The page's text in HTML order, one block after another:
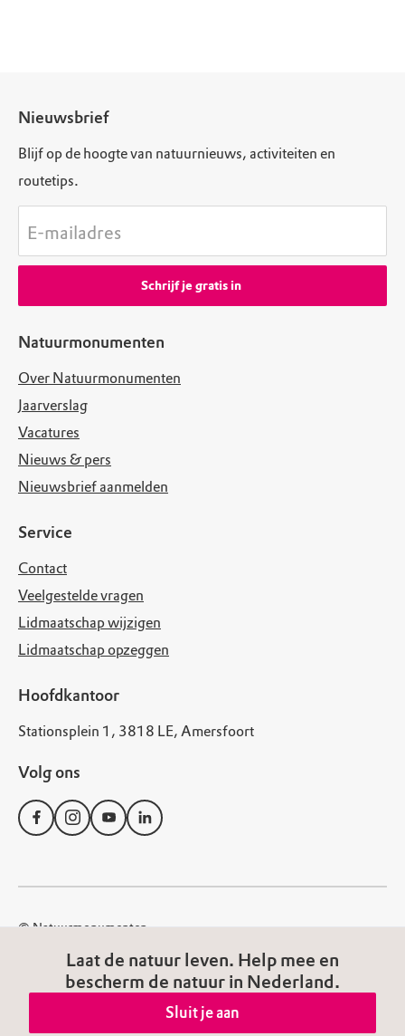
Laat de natuur leven. Help mee en
bescherm de natuur in Nederland.
Sluit je aan
Natuurmonumenten
Over Natuurmonumenten
Jaarverslag
Vacatures
Nieuws & pers
Nieuwsbrief aanmelden
Service
Contact
Veelgestelde vragen
Lidmaatschap wijzigen
Lidmaatschap opzeggen
Hoofdkantoor
Stationsplein 1, 3818 LE, Amersfoort
Volg ons
Nieuwsbrief
Blijf op de hoogte van natuurnieuws, activiteiten en
routetips.
E-mailadres
Schrijf je gratis in
© Natuurmonumenten
Disclaimer
Privacy Statement
Cookies
Algemene voorwaarden
Toegankelijkheid